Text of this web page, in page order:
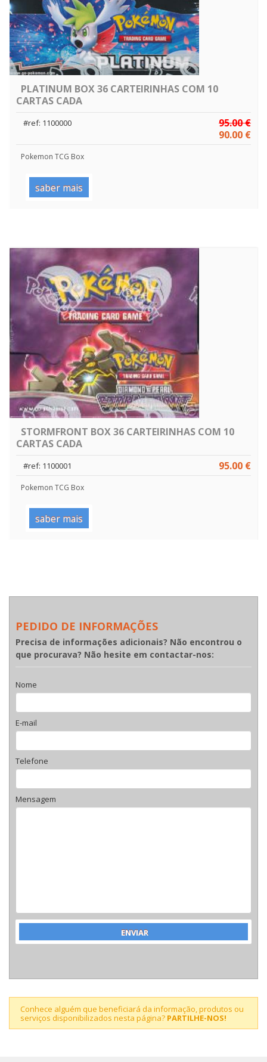
PLATINUM BOX 36 CARTEIRINHAS COM 10
CARTAS CADA
95.00 €
90.00 €
#ref: 1100000
Pokemon TCG Box
saber mais
STORMFRONT BOX 36 CARTEIRINHAS COM 10
CARTAS CADA
95.00 €
#ref: 1100001
Pokemon TCG Box
saber mais
PEDIDO DE INFORMAÇÕES
Precisa de informações adicionais? Não encontrou o
que procurava? Não hesite em contactar-nos:
Nome
E-mail
Telefone
Mensagem
Conhece alguém que beneficiará da informação, produtos ou
serviços disponibilizados nesta página? PARTILHE-NOS!